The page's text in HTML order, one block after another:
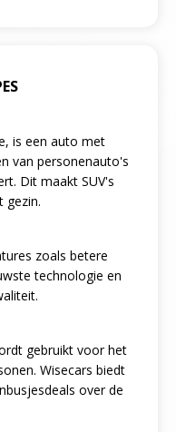
is een auto met
van personenauto's
Dit maakt SUV's
gezin.
zoals betere
technologie en
gebruikt voor het
Wisecars biedt
over de